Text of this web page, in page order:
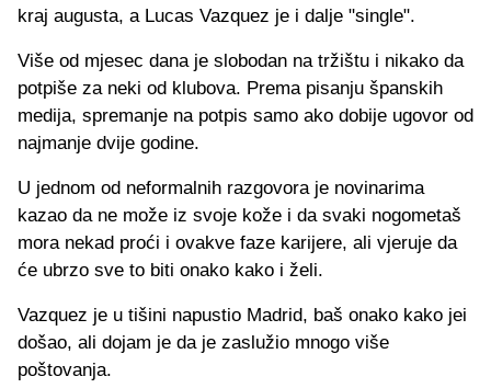
kraj augusta, a Lucas Vazquez je i dalje "single".
Više od mjesec dana je slobodan na tržištu i nikako da
potpiše za neki od klubova. Prema pisanju španskih
medija, spremanje na potpis samo ako dobije ugovor od
najmanje dvije godine.
U jednom od neformalnih razgovora je novinarima
kazao da ne može iz svoje kože i da svaki nogometaš
mora nekad proći i ovakve faze karijere, ali vjeruje da
će ubrzo sve to biti onako kako i želi.
Vazquez je u tišini napustio Madrid, baš onako kako jei
došao, ali dojam je da je zaslužio mnogo više
poštovanja.